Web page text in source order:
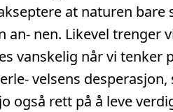
at naturen bare
nen. Likevel trenger
vanskelig når vi tenker
velsens
også rett på å leve